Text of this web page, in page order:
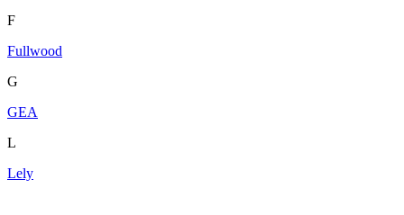
F
Fullwood
G
GEA
L
Lely